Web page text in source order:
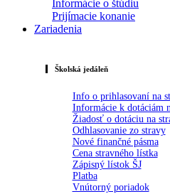
Informácie o štúdiu
Prijímacie konanie
Zariadenia
Školská jedáleň
Info o prihlasovaní na
Informácie k dotáciám
Žiadosť o dotáciu na
Odhlasovanie zo stravy
Nové finančné pásma
Cena stravného lístka
Zápisný lístok ŠJ
Platba
Vnútorný poriadok